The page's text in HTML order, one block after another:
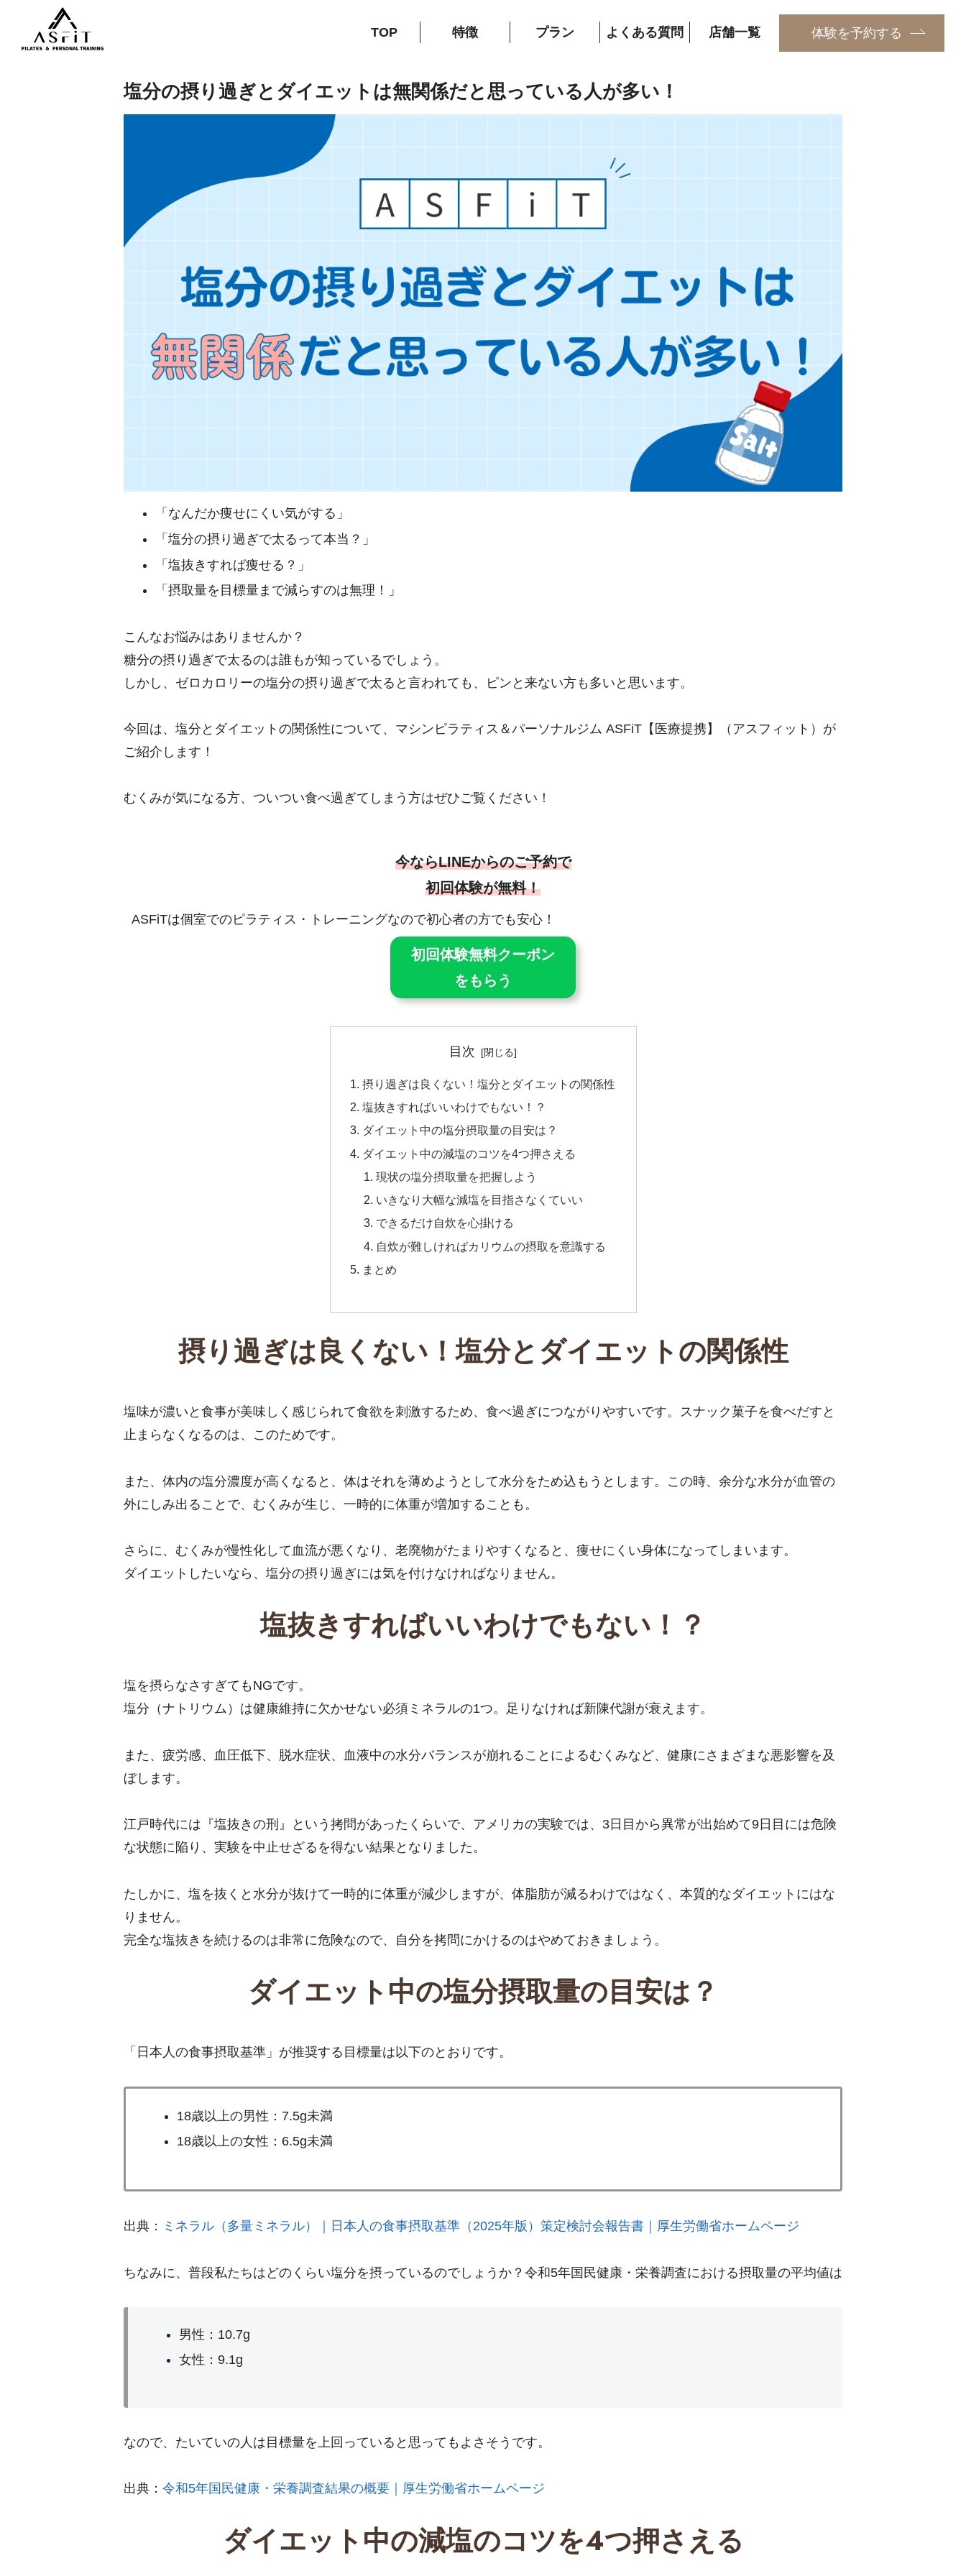
体験を予約する
TOP 特徴 プラン よくある質問 店舗一覧
塩分の摂り過ぎとダイエットは無関係だと思っている人が多い！
「なんだか痩せにくい気がする」
「塩分の摂り過ぎで太るって本当？」
「塩抜きすれば痩せる？」
「摂取量を目標量まで減らすのは無理！」
こんなお悩みはありませんか？
糖分の摂り過ぎで太るのは誰もが知っているでしょう。
しかし、ゼロカロリーの塩分の摂り過ぎで太ると言われても、ピンと来ない方も多いと思います。
今回は、塩分とダイエットの関係性について、マシンピラティス＆パーソナルジム ASFiT【医療提携】（アスフィット）が
ご紹介します！
むくみが気になる方、ついつい食べ過ぎてしまう方はぜひご覧ください！
今ならLINEからのご予約で
初回体験が無料！
ASFiTは個室でのピラティス・トレーニングなので初心者の方でも安心！
初回体験無料クーポン
をもらう
目次
摂り過ぎは良くない！塩分とダイエットの関係性
塩抜きすればいいわけでもない！？
ダイエット中の塩分摂取量の目安は？
ダイエット中の減塩のコツを4つ押さえる
現状の塩分摂取量を把握しよう
いきなり大幅な減塩を目指さなくていい
できるだけ自炊を心掛ける
自炊が難しければカリウムの摂取を意識する
まとめ
摂り過ぎは良くない！塩分とダイエットの関係性
塩味が濃いと食事が美味しく感じられて食欲を刺激するため、食べ過ぎにつながりやすいです。スナック菓子を食べだすと
止まらなくなるのは、このためです。
また、体内の塩分濃度が高くなると、体はそれを薄めようとして水分をため込もうとします。この時、余分な水分が血管の
外にしみ出ることで、むくみが生じ、一時的に体重が増加することも。
さらに、むくみが慢性化して血流が悪くなり、老廃物がたまりやすくなると、痩せにくい身体になってしまいます。
ダイエットしたいなら、塩分の摂り過ぎには気を付けなければなりません。
塩抜きすればいいわけでもない！？
塩を摂らなさすぎてもNGです。
塩分（ナトリウム）は健康維持に欠かせない必須ミネラルの1つ。足りなければ新陳代謝が衰えます。
また、疲労感、血圧低下、脱水症状、血液中の水分バランスが崩れることによるむくみなど、健康にさまざまな悪影響を及
ぼします。
江戸時代には『塩抜きの刑』という拷問があったくらいで、アメリカの実験では、3日目から異常が出始めて9日目には危険
な状態に陥り、実験を中止せざるを得ない結果となりました。
たしかに、塩を抜くと水分が抜けて一時的に体重が減少しますが、体脂肪が減るわけではなく、本質的なダイエットにはな
りません。
完全な塩抜きを続けるのは非常に危険なので、自分を拷問にかけるのはやめておきましょう。
ダイエット中の塩分摂取量の目安は？
「日本人の食事摂取基準」が推奨する目標量は以下のとおりです。
18歳以上の男性：7.5g未満
18歳以上の女性：6.5g未満
出典： ミネラル（多量ミネラル）｜日本人の食事摂取基準（2025年版）策定検討会報告書｜厚生労働省ホームページ
ちなみに、普段私たちはどのくらい塩分を摂っているのでしょうか？令和5年国民健康・栄養調査における摂取量の平均値は
男性：10.7g
女性：9.1g
なので、たいていの人は目標量を上回っていると思ってもよさそうです。
出典： 令和5年国民健康・栄養調査結果の概要｜厚生労働省ホームページ
ダイエット中の減塩のコツを4つ押さえる